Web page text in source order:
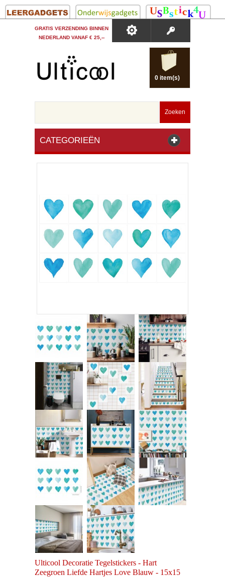
GRATIS VERZENDING BINNEN
NEDERLAND VANAF € 25,--
0 item(s)
Zoeken
CATEGORIEËN
Ulticool Decoratie Tegelstickers - Hart
Zeegroen Liefde Hartjes Love Blauw - 15x15